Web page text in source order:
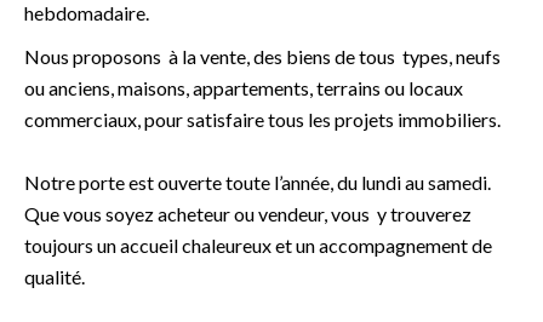
hebdomadaire.
Nous proposons à la vente, des biens de tous types, neufs
ou anciens, maisons, appartements, terrains ou locaux
commerciaux, pour satisfaire tous les projets immobiliers.
Notre porte est ouverte toute l’année, du lundi au samedi.
Que vous soyez acheteur ou vendeur, vous y trouverez
toujours un accueil chaleureux et un accompagnement de
qualité.